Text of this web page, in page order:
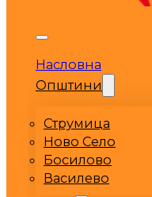
Насловна
Општини
Струмица
Ново Село
Босилово
Василево